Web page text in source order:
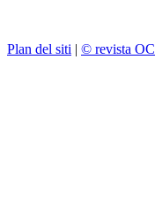
Plan del siti | © revista OC